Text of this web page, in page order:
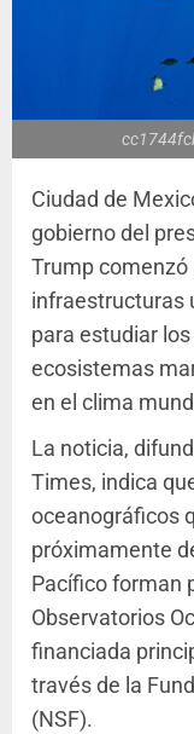
Ciudad de
gobierno del
Trump comenzó
infraestructuras
para estudiar
ecosistemas
en el clima
La noticia,
Times, indica
oceanográficos
próximamente
Pacífico forman
Observatorios
financiada
través de la
(NSF).